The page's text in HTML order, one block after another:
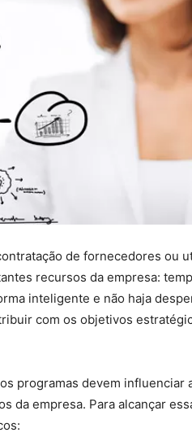
de fornecedores ou
recursos da empresa:
inteligente e não haja
com os objetivos
programas devem influenciar
da empresa. Para alcançar